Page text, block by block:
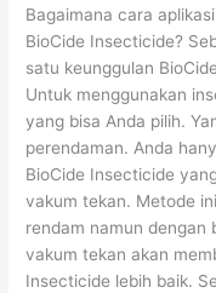
Bagaimana cara
BioCide Insecticide?
satu keunggulan
Untuk menggunakan
yang bisa Anda pilih.
perendaman. Anda
BioCide Insecticide
vakum tekan. Metode
rendam namun dengan
vakum tekan akan
Insecticide lebih baik.